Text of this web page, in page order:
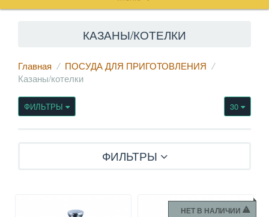
КАЗАНЫ/КОТЕЛКИ
Главная
ПОСУДА ДЛЯ ПРИГОТОВЛЕНИЯ
Казаны/котелки
ФИЛЬТРЫ 30
ФИЛЬТРЫ
НЕТ В НАЛИЧИИ